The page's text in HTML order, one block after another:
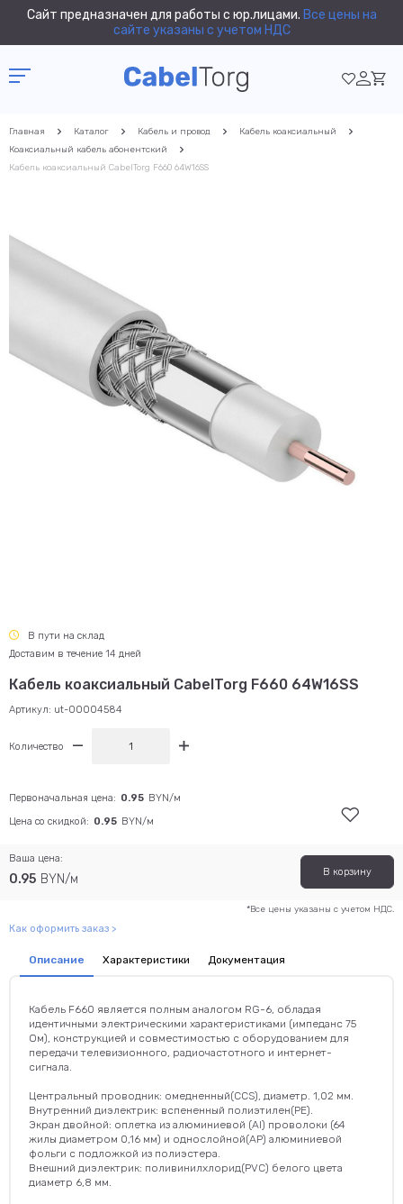
Сайт предназначен для работы с юр.лицами. Все цены на
сайте указаны с учетом НДС
Главная Каталог Кабель и провод
Кабель коаксиальный
Коаксиальный кабель абонентский
Кабель коаксиальный CabelTorg F660 64W16SS
Кабель коаксиальный CabelTorg F660 64W16SS
Артикул: ut-00004584
В пути на склад
Доставим в течение 14 дней
Количество
Ваша цена:
0.95 BYN/м
Первоначальная цена: 0.95 BYN/м
Цена со скидкой: 0.95 BYN/м
*Все цены указаны с учетом НДС.
В корзину
Как оформить заказ >
Описание Характеристики Документация
Кабель F660 является полным аналогом RG-6, обладая
идентичными электрическими характеристиками (импеданс 75
Ом), конструкцией и совместимостью с оборудованием для
передачи телевизионного, радиочастотного и интернет-
сигнала.
Центральный проводник: омедненный(CCS), диаметр. 1,02 мм.
Внутренний диэлектрик: вспененный полиэтилен(РЕ).
Экран двойной: оплетка из алюминиевой (Al) проволоки (64
жилы диаметром 0,16 мм) и однослойной(АР) алюминиевой
фольги с подложкой из полиэстера.
Внешний диэлектрик: поливинилхлорид(PVC) белого цвета
диаметр 6,8 мм.